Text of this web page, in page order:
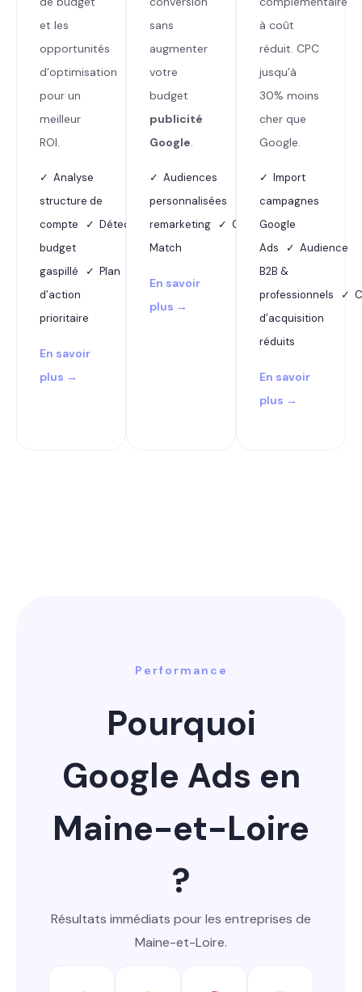
et les
opportunités
d’optimisation
pour un
meilleur
ROI.
✓ Analyse
structure de
compte ✓ Détection
budget
gaspillé ✓ Plan
d’action
prioritaire
En savoir
plus →
sans
augmenter
votre
budget
publicité
Google.
✓ Audiences
personnalisées ✓ Dynamic
remarketing ✓ Customer
Match
En savoir
plus →
à coût
réduit. CPC
jusqu’à
30% moins
cher que
Google.
✓ Import
campagnes
Google
Ads ✓ Audience
B2B &
professionnels ✓
d’acquisition
réduits
En savoir
plus →
Performance
Pourquoi
Google Ads en
Maine-et-Loire
?
Résultats immédiats pour les entreprises de
Maine-et-Loire.